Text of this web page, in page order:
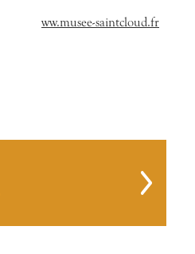
ww.musee-saintcloud.fr